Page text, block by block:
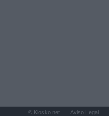
© Kiosko.net Aviso Legal